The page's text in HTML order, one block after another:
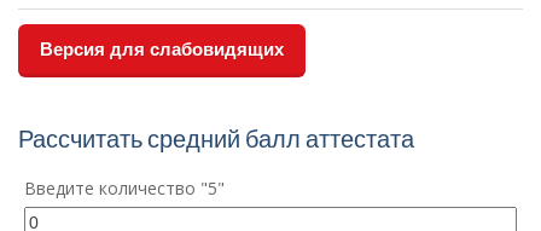
Версия для слабовидящих
Рассчитать средний балл аттестата
Введите количество "5"